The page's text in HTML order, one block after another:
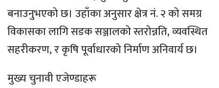
बनाउनुभएको छ। उहाँका अनुसार क्षेत्र नं. २ को समग्र
विकासका लागि सडक सञ्जालको स्तरोन्नति, व्यवस्थित
सहरीकरण, र कृषि पूर्वाधारको निर्माण अनिवार्य छ।
मुख्य चुनावी एजेण्डाहरू